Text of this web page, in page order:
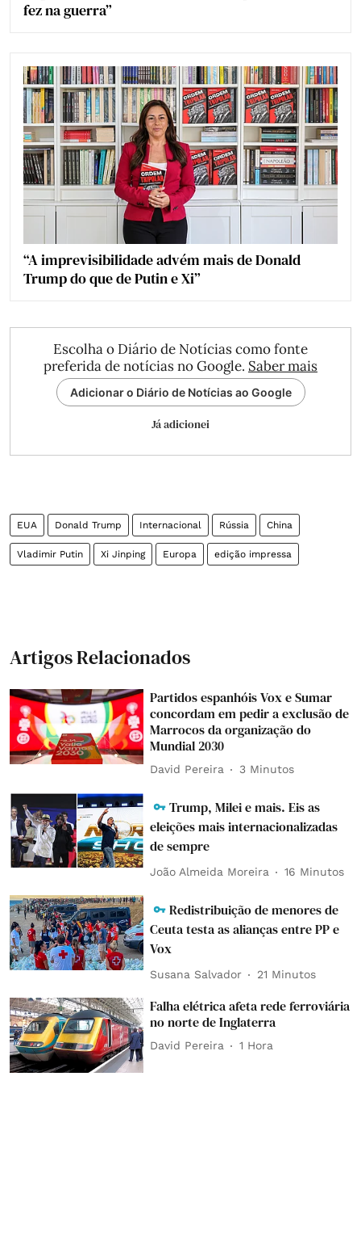
fez na guerra”
“A imprevisibilidade advém mais de Donald
Trump do que de Putin e Xi”
Escolha o Diário de Notícias como fonte
preferida de notícias no Google. Saber mais
Adicionar o Diário de Notícias ao Google
Já adicionei
EUA Donald Trump Internacional Rússia China
Vladimir Putin Xi Jinping Europa edição impressa
Artigos Relacionados
Partidos espanhóis Vox e Sumar
concordam em pedir a exclusão de
Marrocos da organização do
Mundial 2030
David Pereira 3 Minutos
Trump, Milei e mais. Eis as
eleições mais internacionalizadas
de sempre
João Almeida Moreira 16 Minutos
Redistribuição de menores de
Ceuta testa as alianças entre PP e
Vox
Susana Salvador 21 Minutos
Falha elétrica afeta rede ferroviária
no norte de Inglaterra
David Pereira 1 Hora